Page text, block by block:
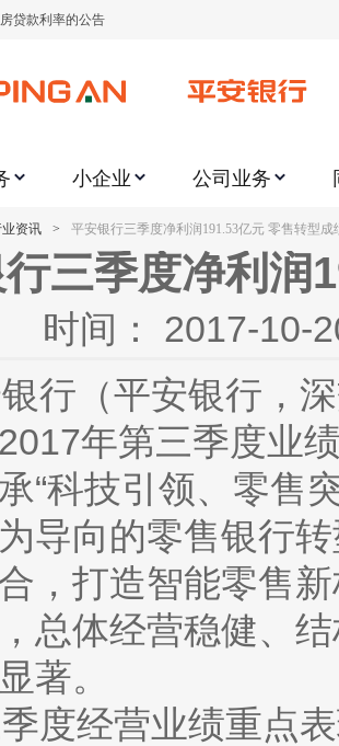
安金积存业务协议书（个人）》的公告
代理贵金属业务风险提示的通知
务风险防范的提示
金属业务风险防范的提示
务风险防范的提示
信用卡更名为平安银行数字信用卡的公告
贷款利率的公告
小企业 公司业务
资讯 > 平安银行三季度净利润191.53亿元 零售转型成
三季度净利润
时间： 2017-10-
（平安银行，深
年第三季度业
“科技引领、零售
导向的零售银行
，打造智能零售
总体经营稳健、
著。
经营业绩重点表